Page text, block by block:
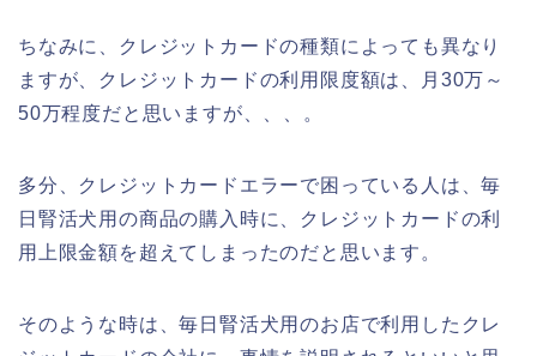
ちなみに、クレジットカードの種類によっても異なり
ますが、クレジットカードの利用限度額は、月30万～
50万程度だと思いますが、、、。
多分、クレジットカードエラーで困っている人は、毎
日腎活犬用の商品の購入時に、クレジットカードの利
用上限金額を超えてしまったのだと思います。
そのような時は、毎日腎活犬用のお店で利用したクレ